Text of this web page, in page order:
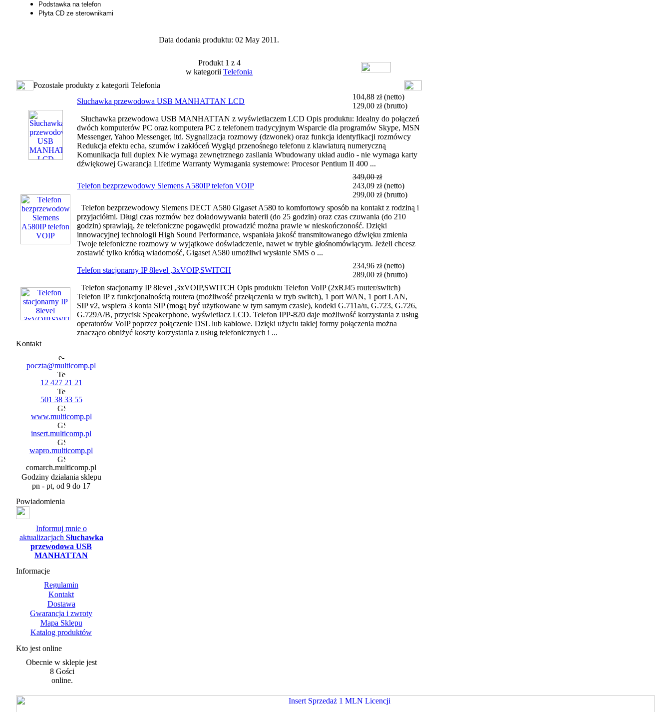
Podstawka na telefon
Płyta CD ze sterownikami
Data dodania produktu: 02 May 2011.
Produkt 1 z 4
w kategorii Telefonia
Pozostałe produkty z kategorii Telefonia
Słuchawka przewodowa USB MANHATTAN LCD
104,88 zł(netto)
129,00 zł(brutto)
Słuchawka przewodowa USB MANHATTAN z wyświetlaczem LCD Opis produktu: Idealny do połączeń
dwóch komputerów PC oraz komputera PC z telefonem tradycyjnym Wsparcie dla programów Skype, MSN
Messenger, Yahoo Messenger, itd. Sygnalizacja rozmowy (dzwonek) oraz funkcja identyfikacji rozmówcy
Redukcja efektu echa, szumów i zakłóceń Wygląd przenośnego telefonu z klawiaturą numeryczną
Komunikacja full duplex Nie wymaga zewnętrznego zasilania Wbudowany układ audio - nie wymaga karty
dźwiękowej Gwarancja Lifetime Warranty Wymagania systemowe: Procesor Pentium II 400 ...
Telefon bezprzewodowy Siemens A580IP telefon VOIP
349,00 zł
243,09 zł(netto)
299,00 zł(brutto)
Telefon bezprzewodowy Siemens DECT A580 Gigaset A580 to komfortowy sposób na kontakt z rodziną i
przyjaciółmi. Długi czas rozmów bez doładowywania baterii (do 25 godzin) oraz czas czuwania (do 210
godzin) sprawiają, że telefoniczne pogawędki prowadzić można prawie w nieskończoność. Dzięki
innowacyjnej technologii High Sound Performance, wspaniała jakość transmitowanego dźwięku zmienia
Twoje telefoniczne rozmowy w wyjątkowe doświadczenie, nawet w trybie głośnomówiącym. Jeżeli chcesz
zostawić tylko krótką wiadomość, Gigaset A580 umożliwi wysłanie SMS o ...
Telefon stacjonarny IP 8level ,3xVOIP,SWITCH
234,96 zł(netto)
289,00 zł(brutto)
Telefon stacjonarny IP 8level ,3xVOIP,SWITCH Opis produktu Telefon VoIP (2xRJ45 router/switch)
Telefon IP z funkcjonalnością routera (możliwość przełączenia w tryb switch), 1 port WAN, 1 port LAN,
SIP v2, wspiera 3 konta SIP (mogą być użytkowane w tym samym czasie), kodeki G.711a/u, G.723, G.726,
G.729A/B, przycisk Speakerphone, wyświetlacz LCD. Telefon IPP-820 daje możliwość korzystania z usług
operatorów VoIP poprzez połączenie DSL lub kablowe. Dzięki użyciu takiej formy połączenia można
znacząco obniżyć koszty korzystania z usług telefonicznych i ...
Kontakt
poczta@multicomp.pl
12 427 21 21
501 38 33 55
www.multicomp.pl
insert.multicomp.pl
wapro.multicomp.pl
comarch.multicomp.pl
Godziny działania sklepu
pn - pt, od 9 do 17
Powiadomienia
Informuj mnie o
aktualizacjach Słuchawka
przewodowa USB
MANHATTAN
Informacje
Regulamin
Kontakt
Dostawa
Gwarancja i zwroty
Mapa Sklepu
Katalog produktów
Kto jest online
Obecnie w sklepie jest
8 Gości
online.